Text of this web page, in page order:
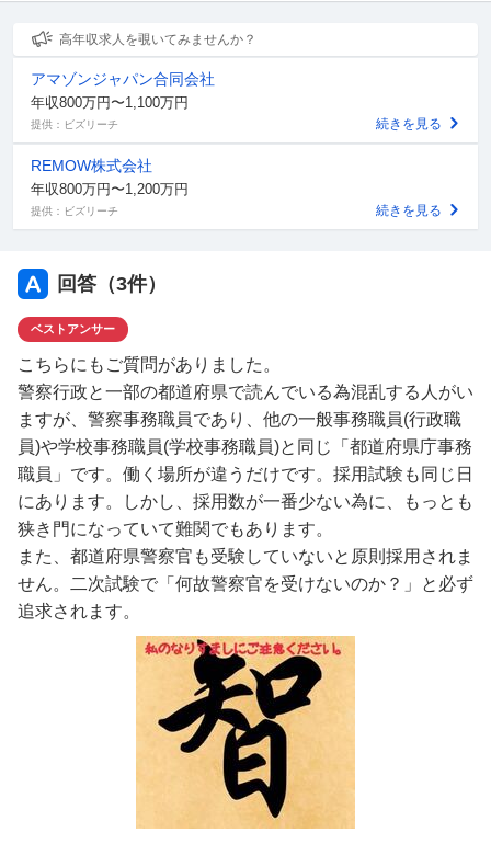
高年収求人を覗いてみませんか？
アマゾンジャパン合同会社
年収800万円〜1,100万円
提供：ビズリーチ 続きを見る
REMOW株式会社
年収800万円〜1,200万円
提供：ビズリーチ 続きを見る
回答（3件）
ベストアンサー
こちらにもご質問がありました。
警察行政と一部の都道府県で読んでいる為混乱する人がい
ますが、警察事務職員であり、他の一般事務職員(行政職
員)や学校事務職員(学校事務職員)と同じ「都道府県庁事務
職員」です。働く場所が違うだけです。採用試験も同じ日
にあります。しかし、採用数が一番少ない為に、もっとも
狭き門になっていて難関でもあります。
また、都道府県警察官も受験していないと原則採用されま
せん。二次試験で「何故警察官を受けないのか？」と必ず
追求されます。